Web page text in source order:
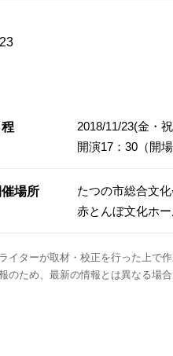
程
2018/11/23(金・
開演17：30（開場
催場所
たつの市総合文
赤とんぼ文化ホ
イターが取材・校正を行った上で
のため、最新の情報とは異なる場